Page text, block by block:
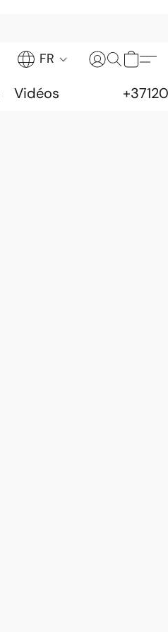
FR
Vidéos